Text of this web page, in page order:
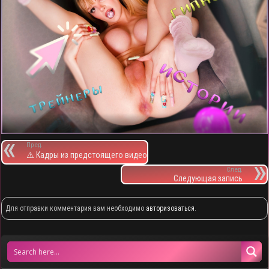
Пред.
⚠️ Кадры из предстоящего видео
След.
Следующая запись
Для отправки комментария вам необходимо авторизоваться